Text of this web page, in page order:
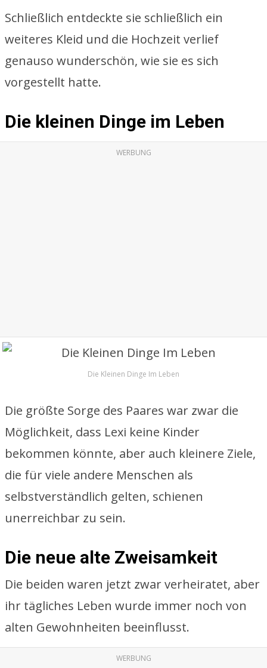
Schließlich entdeckte sie schließlich ein
weiteres Kleid und die Hochzeit verlief
genauso wunderschön, wie sie es sich
vorgestellt hatte.
Die kleinen Dinge im Leben
WERBUNG
Die Kleinen Dinge Im Leben
Die größte Sorge des Paares war zwar die
Möglichkeit, dass Lexi keine Kinder
bekommen könnte, aber auch kleinere Ziele,
die für viele andere Menschen als
selbstverständlich gelten, schienen
unerreichbar zu sein.
Die neue alte Zweisamkeit
Die beiden waren jetzt zwar verheiratet, aber
ihr tägliches Leben wurde immer noch von
alten Gewohnheiten beeinflusst.
WERBUNG